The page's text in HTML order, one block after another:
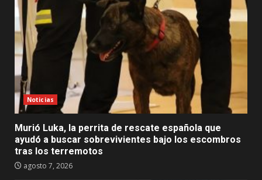
Noticias
Murió Luka, la perrita de rescate española que
ayudó a buscar sobrevivientes bajo los escombros
tras los terremotos
agosto 7, 2026